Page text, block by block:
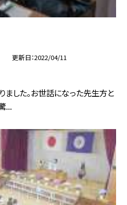
更新日 2022/04/11
ました。お世話になった先生方と
...